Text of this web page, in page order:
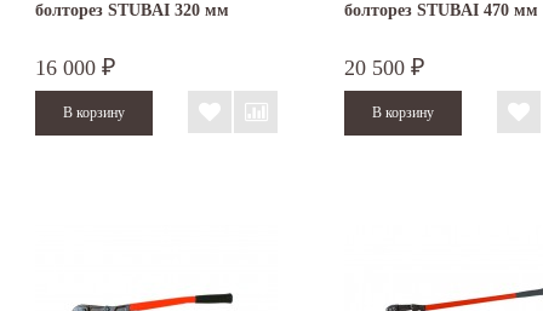
болторез STUBAI 320 мм
16 000 ₽
болторез STUBAI 470 мм
20 500 ₽